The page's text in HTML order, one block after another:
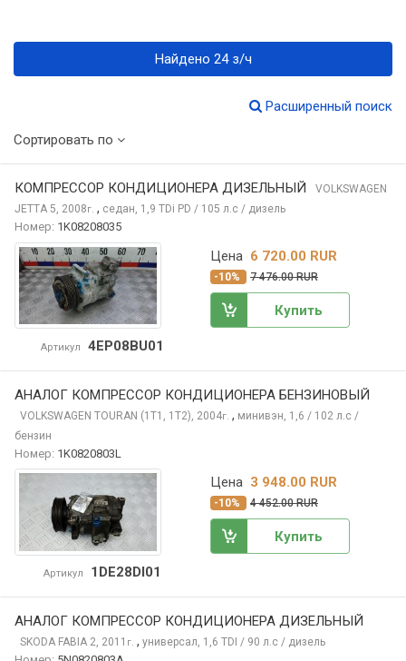
Найдено 24 з/ч
Расширенный поиск
Сортировать по
КОМПРЕССОР КОНДИЦИОНЕРА ДИЗЕЛЬНЫЙ
VOLKSWAGEN
JETTA 5, 2008г. , седан, 1,9 TDi PD / 105 л.с / дизель
Номер: 1K08208035
Артикул 4EP08BU01
Цена 6 720.00 RUR
-10% 7 476.00 RUR
Купить
АНАЛОГ КОМПРЕССОР КОНДИЦИОНЕРА БЕНЗИНОВЫЙ
VOLKSWAGEN TOURAN (1T1, 1T2), 2004г. , минивэн, 1,6 / 102 л.с /
бензин
Номер: 1K0820803L
Артикул 1DE28DI01
Цена 3 948.00 RUR
-10% 4 452.00 RUR
Купить
АНАЛОГ КОМПРЕССОР КОНДИЦИОНЕРА ДИЗЕЛЬНЫЙ
SKODA FABIA 2, 2011 г. , универсал, 1,6 TDI / 90 л.с / дизель